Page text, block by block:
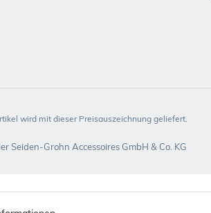
wird mit dieser Preisauszeichnung geliefert.
Grohn Accessoires GmbH & Co. KG